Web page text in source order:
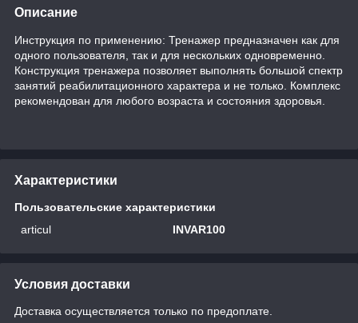
Описание
Инструкция по применению: Тренажер предназначен как для
одного пользователя, так и для нескольких одновременно.
Конструкция тренажера позволяет выполнять большой спектр
занятий реабилитационного характера и не только. Комплекс
рекомендован для любого возраста и состояния здоровья.
Характеристики
Пользовательские характеристики
articul
INVAR100
Условия доставки
Доставка осуществляется только по предоплате.